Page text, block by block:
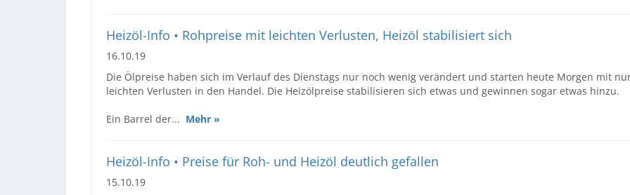
Heizöl-Info • Rohpreise mit leichten Verlusten, Heizöl stabilisiert sich
16.10.19
Die Ölpreise haben sich im Verlauf des Dienstags nur noch wenig verändert und starten heute Morgen mit
leichten Verlusten in den Handel. Die Heizölpreise stabilisieren sich etwas und gewinnen sogar etwas hinzu.
Ein Barrel der... Mehr »
Heizöl-Info • Preise für Roh- und Heizöl deutlich gefallen
15.10.19